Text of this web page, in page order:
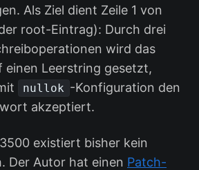
Als Ziel dient Zeile 1 von
root-Eintrag): Durch drei
wird das
einen Leerstring gesetzt,
nullok -Konfiguration den
akzeptiert.
existiert bisher kein
Der Autor hat einen Patch-